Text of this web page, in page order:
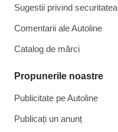
Sugestii privind securitatea
Comentarii ale Autoline
Catalog de mărcі
Propunerile noastre
Publicitate pe Autoline
Publicați un anunț